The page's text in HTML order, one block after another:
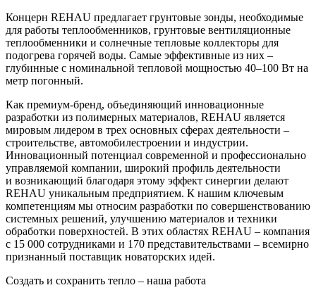
Концерн REHAU предлагает грунтовые зонды, необходимые
для работы теплообменников, грунтовые вентиляционные
теплообменники и солнечные тепловые коллекторы для
подогрева горячей воды. Самые эффективные из них –
глубинные с номинальной тепловой мощностью 40–100 Вт на
метр погонный.
Как премиум-бренд, объединяющий инновационные
разработки из полимерных материалов, REHAU является
мировым лидером в трех основных сферах деятельности –
строительстве, автомобилестроении и индустрии.
Инновационный потенциал современной и профессионально
управляемой компании, широкий профиль деятельности
и возникающий благодаря этому эффект синергии делают
REHAU уникальным предприятием. К нашим ключевым
компетенциям мы относим разработки по совершенствованию
системных решений, улучшению материалов и техники
обработки поверхностей. В этих областях REHAU – компания
с 15 000 сотрудниками и 170 представительствами – всемирно
признанный поставщик новаторских идей.
Создать и сохранить тепло – наша работа